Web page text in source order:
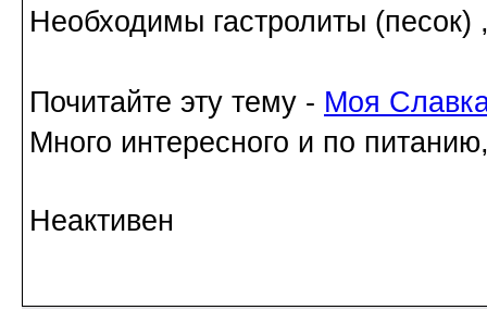
Необходимы гастролиты
Почитайте эту тему - Моя
Много интересного и по
Неактивен